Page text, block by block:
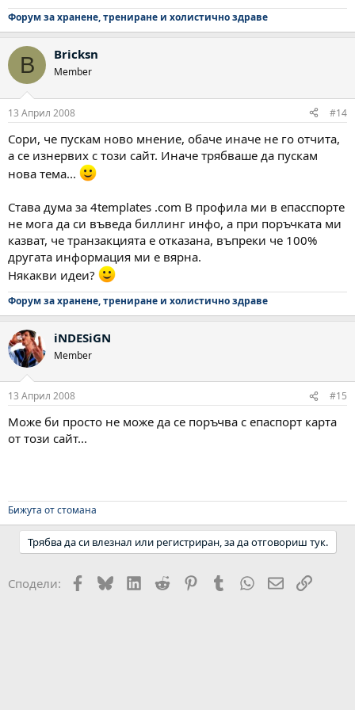
Форум за хранене, трениране и холистично здраве
B Bricksn
Member
13 Април 2008 #14
Сори, че пускам ново мнение, обаче иначе не го отчита,
а се изнервих с този сайт. Иначе трябваше да пускам
нова тема...
Става дума за 4templates .com В профила ми в епасспорте
не мога да си въведа биллинг инфо, а при поръчката ми
казват, че транзакцията е отказана, въпреки че 100%
другата информация ми е вярна.
Някакви идеи?
Форум за хранене, трениране и холистично здраве
iNDESiGN
Member
13 Април 2008 #15
Може би просто не може да се поръчва с епаспорт карта
от този сайт...
Бижута от стомана
Трябва да си влезнал или регистриран, за да отговориш тук.
Сподели: Facebook
BlueskyLinkedIn
Reddit PinterestTumblr WhatsApp
EmailLink